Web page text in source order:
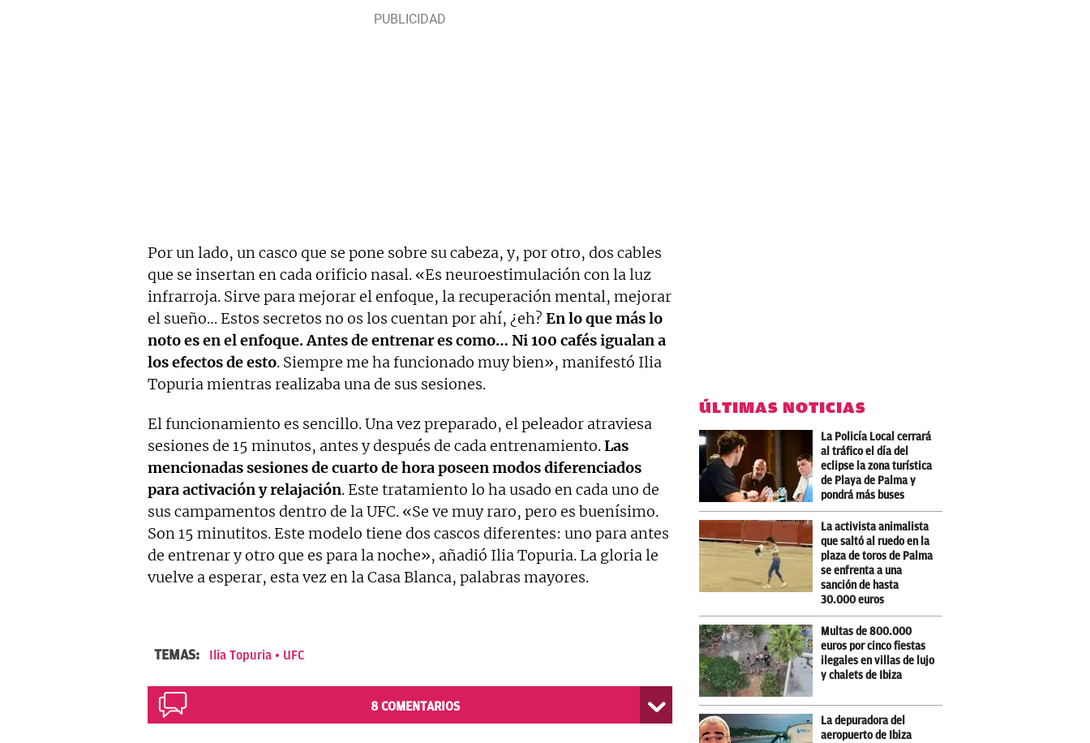
Por un lado, un casco que se pone sobre su cabeza, y, por otro, dos cables
que se insertan en cada orificio nasal. «Es neuroestimulación con la luz
infrarroja. Sirve para mejorar el enfoque, la recuperación mental, mejorar
el sueño… Estos secretos no os los cuentan por ahí, ¿eh? En lo que más lo
noto es en el enfoque. Antes de entrenar es como… Ni 100 cafés igualan a
los efectos de esto. Siempre me ha funcionado muy bien», manifestó Ilia
Topuria mientras realizaba una de sus sesiones.
El funcionamiento es sencillo. Una vez preparado, el peleador atraviesa
sesiones de 15 minutos, antes y después de cada entrenamiento.Las
mencionadas sesiones de cuarto de hora poseen modos diferenciados
para activación y relajación. Este tratamiento lo ha usado en cada uno de
sus campamentos dentro de la UFC. «Se ve muy raro, pero es buenísimo.
Son 15 minutitos. Este modelo tiene dos cascos diferentes: uno para antes
de entrenar y otro que es para la noche», añadió Ilia Topuria. La gloria le
vuelve a esperar, esta vez en la Casa Blanca, palabras mayores.
TEMAS: Ilia Topuria UFC
8 COMENTARIOS
ÚLTIMAS NOTICIAS
La Policía Local cerrará
al tráfico el día del
eclipse la zona turística
de Playa de Palma y
pondrá más buses
La activista animalista
que saltó al ruedo en la
plaza de toros de Palma
se enfrenta a una
sanción de hasta
30.000 euros
Multas de 800.000
euros por cinco fiestas
ilegales en villas de lujo
y chalets de Ibiza
La depuradora del
aeropuerto de Ibiza